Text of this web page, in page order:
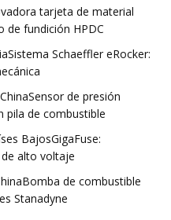
tarjeta de material
de fundición HPDC
Schaeffler eRocker:
de presión
pila de combustible
BajosGigaFuse:
alto voltaje
de combustible
Stanadyne